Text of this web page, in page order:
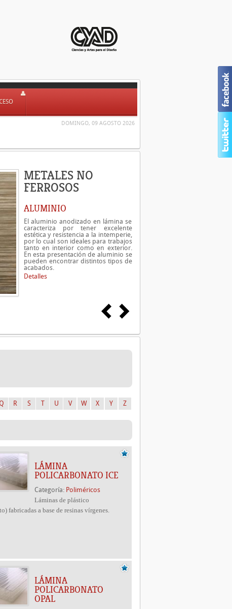
DOMINGO, 09 AGOSTO 2026
METALES NO
FERROSOS
ALUMINIO
El aluminio anodizado en lámina se
caracteriza por tener excelente
estética y resistencia a la intemperie,
por lo cual son ideales para trabajos
tanto en interior como en exterior.
En esta presentación de aluminio se
pueden encontrar distintos tipos de
acabados.
Detalles
R S T U V W X Y Z
LÁMINA
POLICARBONATO ICE
Categoría: Poliméricos
Láminas de plástico
fabricadas a base de resinas vírgenes.
LÁMINA
POLICARBONATO
OPAL